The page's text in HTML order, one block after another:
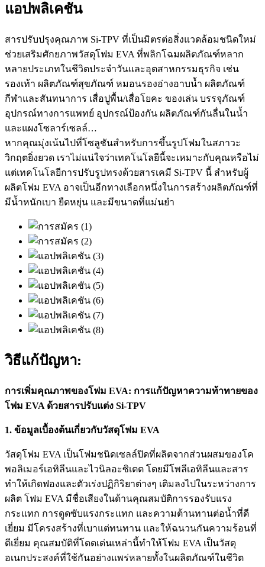
แอปพลิเคชัน
สารปรับปรุงคุณภาพ Si-TPV ที่เป็นมิตรต่อสิ่งแวดล้อมชนิดใหม่
ช่วยเสริมศักยภาพวัสดุโฟม EVA ที่พลิกโฉมผลิตภัณฑ์หลาก
หลายประเภทในชีวิตประจำวันและอุตสาหกรรมธุรกิจ เช่น
รองเท้า ผลิตภัณฑ์สุขภัณฑ์ หมอนรองอ่างอาบน้ำ ผลิตภัณฑ์
กีฬาและสันทนาการ เสื่อปูพื้น/เสื่อโยคะ ของเล่น บรรจุภัณฑ์
อุปกรณ์ทางการแพทย์ อุปกรณ์ป้องกัน ผลิตภัณฑ์กันลื่นในน้ำ
และแผงโซลาร์เซลล์…
หากคุณมุ่งเน้นไปที่โซลูชันสำหรับการขึ้นรูปโฟมในสภาวะ
วิกฤตยิ่งยวด เราไม่แน่ใจว่าเทคโนโลยีนี้จะเหมาะกับคุณหรือไม่
แต่เทคโนโลยีการปรับรูปทรงด้วยสารเคมี Si-TPV นี้ สำหรับผู้
ผลิตโฟม EVA อาจเป็นอีกทางเลือกหนึ่งในการสร้างผลิตภัณฑ์ที่
มีน้ำหนักเบา ยืดหยุ่น และมีขนาดที่แม่นยำ
วิธีแก้ปัญหา:
การเพิ่มคุณภาพของโฟม EVA: การแก้ปัญหาความท้าทายของ
โฟม EVA ด้วยสารปรับแต่ง Si-TPV
1. ข้อมูลเบื้องต้นเกี่ยวกับวัสดุโฟม EVA
วัสดุโฟม EVA เป็นโฟมชนิดเซลล์ปิดที่ผลิตจากส่วนผสมของโค
พอลิเมอร์เอทิลีนและไวนิลอะซิเตต โดยมีโพลีเอทิลีนและสาร
ทำให้เกิดฟองและตัวเร่งปฏิกิริยาต่างๆ เติมลงไปในระหว่างการ
ผลิต โฟม EVA มีชื่อเสียงในด้านคุณสมบัติการรองรับแรง
กระแทก การดูดซับแรงกระแทก และความต้านทานต่อน้ำที่ดี
เยี่ยม มีโครงสร้างที่เบาแต่ทนทาน และให้ฉนวนกันความร้อนที่
ดีเยี่ยม คุณสมบัติที่โดดเด่นเหล่านี้ทำให้โฟม EVA เป็นวัสดุ
อเนกประสงค์ที่ใช้กันอย่างแพร่หลายทั้งในผลิตภัณฑ์ในชีวิต